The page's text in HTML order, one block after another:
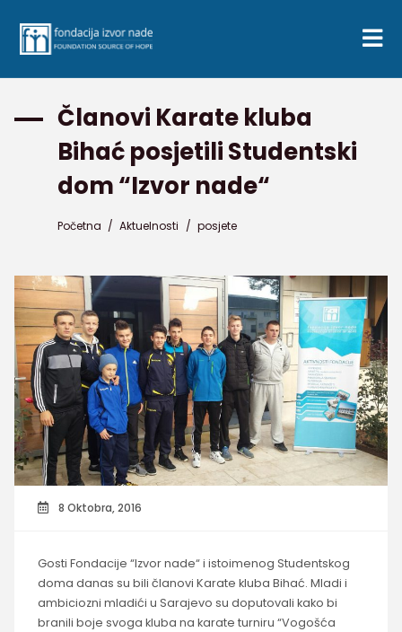
Članovi Karate kluba
Bihać posjetili Studentski
dom “Izvor nade“
Početna / Aktuelnosti / posjete
8 Oktobra, 2016
Gosti Fondacije “Izvor nade“ i istoimenog Studentskog
doma danas su bili članovi Karate kluba Bihać. Mladi i
ambiciozni mladići u Sarajevo su doputovali kako bi
branili boje svoga kluba na karate turniru “Vogošća